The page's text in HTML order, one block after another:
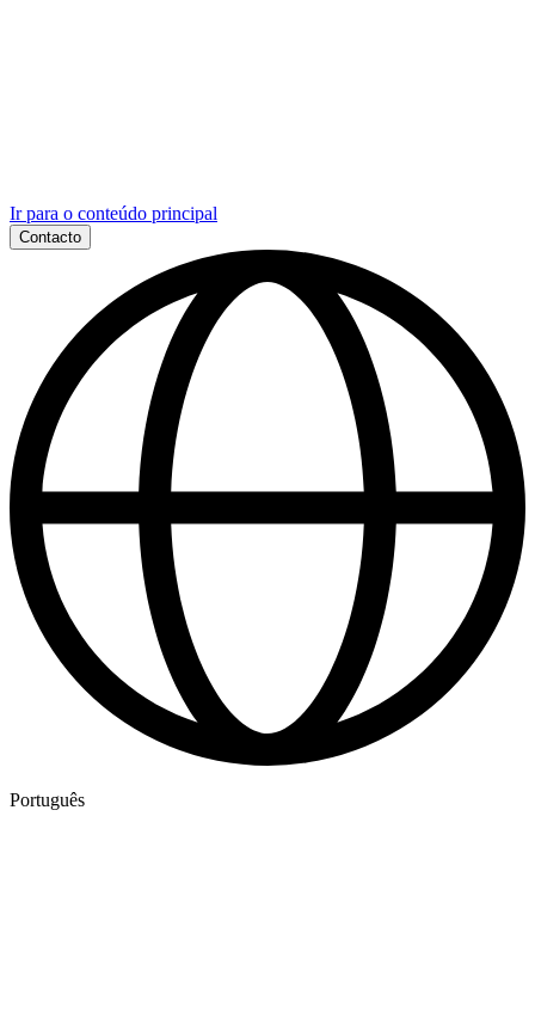
Ir para o conteúdo principal
Contacto
Português